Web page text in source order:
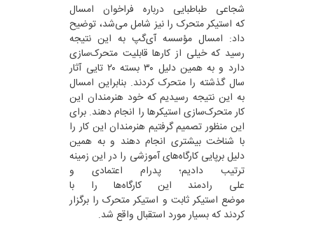
شجاعی طباطبایی درباره فراخوان امسال
که استیکر متحرک را نیز شامل می‌شد، توضیح
داد: امسال مؤسسه آی‌گپ به این نتیجه
رسید که خیلی از کارها قابلیت متحرک‌سازی
دارد و به همین دلیل ۳۰ بسته ۲۰ تایی آثار
سال گذشته را متحرک کردند. بنابراین امسال
به این نتیجه رسیدیم که خود هنرمندان این
کار متحرک‌سازی استیکرها را انجام دهند. برای
این منظور تصمیم گرفتیم هنرمندان این کار را
با شناخت بیشتری انجام دهند و به همین
دلیل برپایی کارگاه‌های آموزشی را در این زمینه
ترتیب دادیم؛ پدرام اعتمادی و
علی رادمند این کارگاه‌ها را با
موضع استیکر ثابت و استیکر متحرک را برگزار
کردند که بسیار مورد استقبال واقع شد.